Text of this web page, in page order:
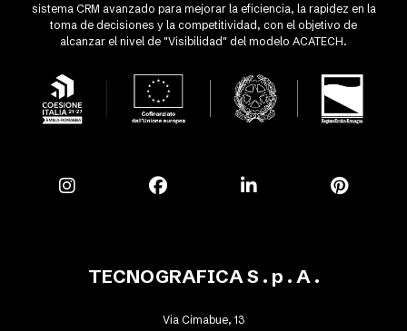
sistema CRM avanzado para mejorar la eficiencia, la rapidez en la
toma de decisiones y la competitividad, con el objetivo de
alcanzar el nivel de "Visibilidad" del modelo ACATECH.
TECNOGRAFICA S . p . A .
Via Cimabue, 13